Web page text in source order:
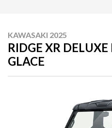
KAWASAKI 2025
RIDGE XR DELUXE
GLACE